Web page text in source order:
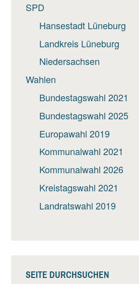
SPD
Hansestadt Lüneburg
Landkreis Lüneburg
Niedersachsen
Wahlen
Bundestagswahl 2021
Bundestagswahl 2025
Europawahl 2019
Kommunalwahl 2021
Kommunalwahl 2026
Kreistagswahl 2021
Landratswahl 2019
SEITE DURCHSUCHEN